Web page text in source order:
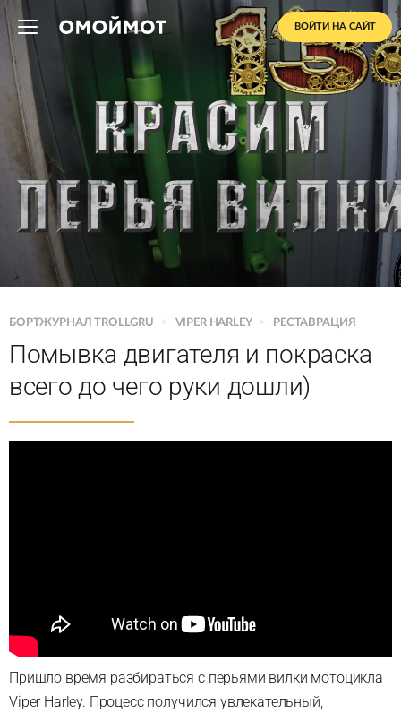
ВОЙТИ НА САЙТ
БОРТЖУРНАЛ TROLLGRU > VIPER HARLEY > РЕСТАВРАЦИЯ
Помывка двигателя и покраска
всего до чего руки дошли)
Пришло время разбираться с перьями вилки мотоцикла
Viper Harley. Процесс получился увлекательный,